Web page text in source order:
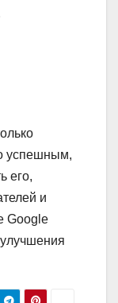
успешным,
его,
и
Google